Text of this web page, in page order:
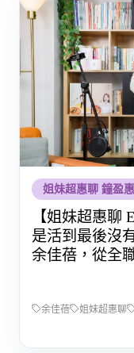
姐妹超惠聊 鐘盈惠
【姐妹超惠聊
是活到最後沒
余佳蓓，從全
余佳蓓 姐妹超惠聊